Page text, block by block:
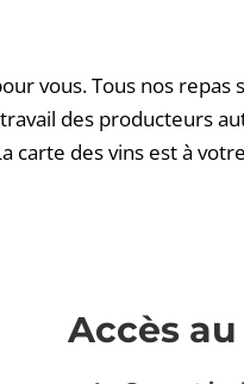
vous. Tous nos
des producteurs
carte des vins est à
Accès